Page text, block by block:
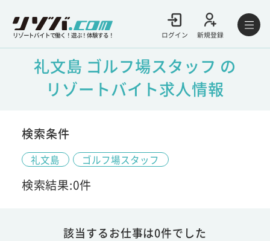
リゾートバイトで働く！遊ぶ！体験する！ ログイン 新規登録
礼文島 ゴルフ場スタッフ の
リゾートバイト求人情報
検索条件
礼文島 ゴルフ場スタッフ
検索結果:0件
該当するお仕事は0件でした